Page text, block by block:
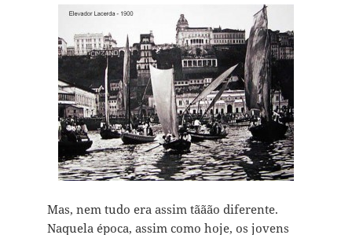
Mas, nem tudo era assim tããão diferente.
Naquela época, assim como hoje, os jovens